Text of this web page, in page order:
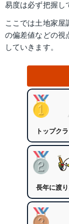
易度は必ず把握し
ここでは土地家屋
の偏差値などの視
していきます。
トップク
長年に渡